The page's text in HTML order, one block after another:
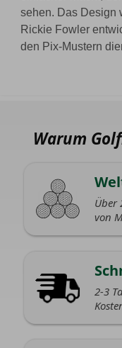
sehen. Das Design
Rickie Fowler
den Pix-Mustern
Warum
Über
von
2-3